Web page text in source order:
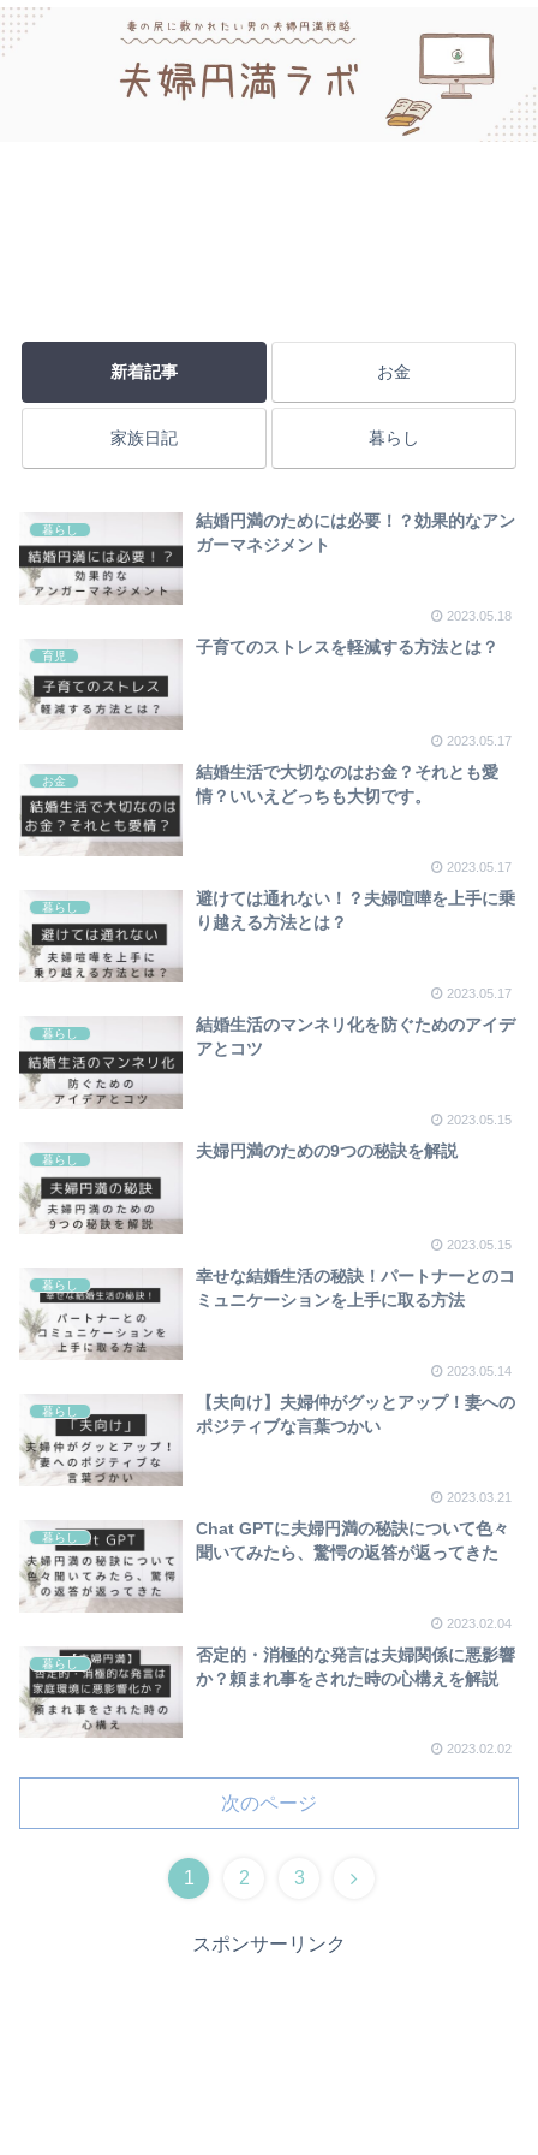
新着記事 お金
家族日記 暮らし
暮らし
結婚円満のためには必要！？効果的なアン
ガーマネジメント
2023.05.18
育児 子育てのストレスを軽減する方法とは？
2023.05.17
お金
結婚生活で大切なのはお金？それとも愛
情？いいえどっちも大切です。
2023.05.17
暮らし
避けては通れない！？夫婦喧嘩を上手に乗
り越える方法とは？
2023.05.17
暮らし
結婚生活のマンネリ化を防ぐためのアイデ
アとコツ
2023.05.15
暮らし 夫婦円満のための9つの秘訣を解説
2023.05.15
暮らし
幸せな結婚生活の秘訣！パートナーとのコ
ミュニケーションを上手に取る方法
2023.05.14
暮らし
【夫向け】夫婦仲がグッとアップ！妻への
ポジティブな言葉つかい
2023.03.21
暮らし
Chat GPTに夫婦円満の秘訣について色々
聞いてみたら、驚愕の返答が返ってきた
2023.02.04
暮らし
否定的・消極的な発言は夫婦関係に悪影響
か？頼まれ事をされた時の心構えを解説
2023.02.02
次のページ
1 2 3
スポンサーリンク